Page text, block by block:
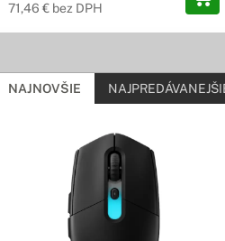
71,46 € bez DPH
NAJNOVŠIE